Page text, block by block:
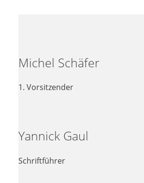
Michel Schäfer
1. Vorsitzender
Yannick Gaul
Schriftführer